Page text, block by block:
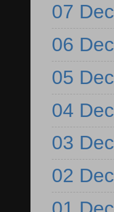
07 Dec
06 Dec
05 Dec
04 Dec
03 Dec
02 Dec